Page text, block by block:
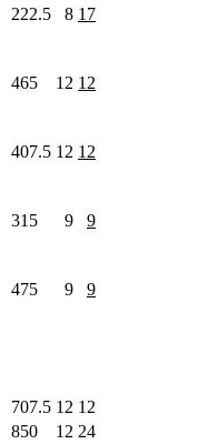
222.5 8 17
465 12 12
407.5 12 12
315 9 9
475 9 9
707.5 12 12
850 12 24